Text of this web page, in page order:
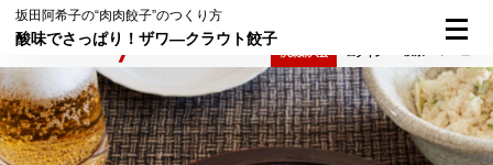
坂田阿希子の“肉肉餃子”のつくり方
酸味でさっぱり！ザワ―クラウト餃子